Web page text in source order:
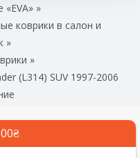
«EVA» »
коврики в салон и
»
»
(L314) SUV 1997-2006